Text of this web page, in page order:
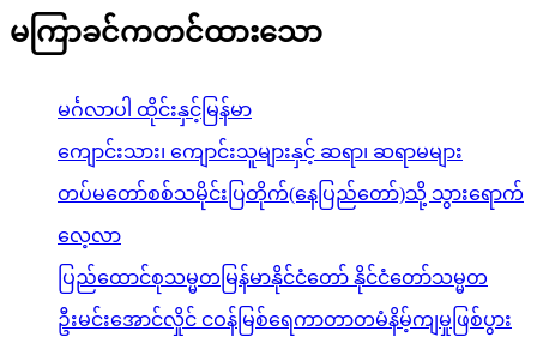
မကြာခင်ကတင်ထားသော
မင်္ဂလာပါ ထိုင်းနှင့်မြန်မာ
ကျောင်းသား၊ ကျောင်းသူများနှင့် ဆရာ၊ ဆရာမများ
တပ်မတော်စစ်သမိုင်းပြတိုက်(နေပြည်တော်)သို့ သွားရောက်
လေ့လာ
ပြည်ထောင်စုသမ္မတမြန်မာနိုင်ငံတော် နိုင်ငံတော်သမ္မတ
ဦးမင်းအောင်လှိုင် ငဝန်မြစ်ရေကာတာတမံနိမ့်ကျမှုဖြစ်ပွား